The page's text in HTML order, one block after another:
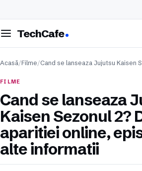
meniul
TechCafe
Acasă/Filme/Cand se lanseaza Jujutsu Kaisen
FILME
Cand se lanseaza
Kaisen Sezonul 2?
aparitiei online,
alte informatii